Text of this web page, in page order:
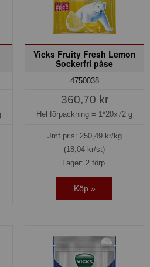
Vicks Fruity Fresh Lemon
Sockerfri påse
4750038
360,70 kr
Hel förpackning = 1*20x72 g
Jmf.pris: 250,49kr/kg
(18,04 kr/st)
Lager: 2 förp.
Köp »